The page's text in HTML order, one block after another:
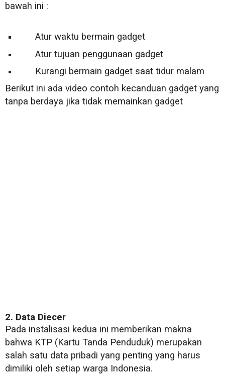
bawah ini :
Atur waktu bermain gadget
Atur tujuan penggunaan gadget
Kurangi bermain gadget saat tidur malam
Berikut ini ada video contoh kecanduan gadget yang
tanpa berdaya jika tidak memainkan gadget
2. Data Diecer
Pada instalisasi kedua ini memberikan makna
bahwa KTP (Kartu Tanda Penduduk) merupakan
salah satu data pribadi yang penting yang harus
dimiliki oleh setiap warga Indonesia.